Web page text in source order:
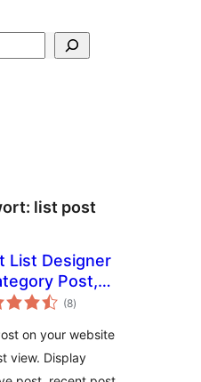
list post
List Designer
Post,
Post, Post
(8Bewertungen
insgesamt
)
on your website
view. Display